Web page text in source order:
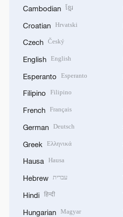
Cambodian ខ្មែរ
Croatian Hrvatski
Czech Český
English English
Esperanto Esperanto
Filipino Filipino
French Français
German Deutsch
Greek Ελληνικά
Hausa Hausa
Hebrew עברית
Hindi हिन्दी
Hungarian Magyar